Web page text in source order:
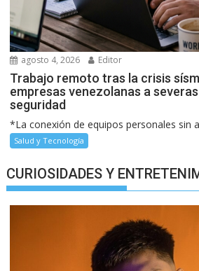
agosto 4, 2026 Editor
Trabajo remoto tras la crisis
empresas venezolanas a
seguridad
*La conexión de equipos personales sin
Salud y Tecnología
CURIOSIDADES Y